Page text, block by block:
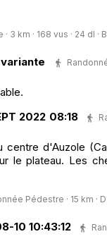
3 km · 168 vus · 24 dl ·
2022 08:18
d'Auzole
le plateau. Les
Pédestre · 15 km ·
10 10:43:12